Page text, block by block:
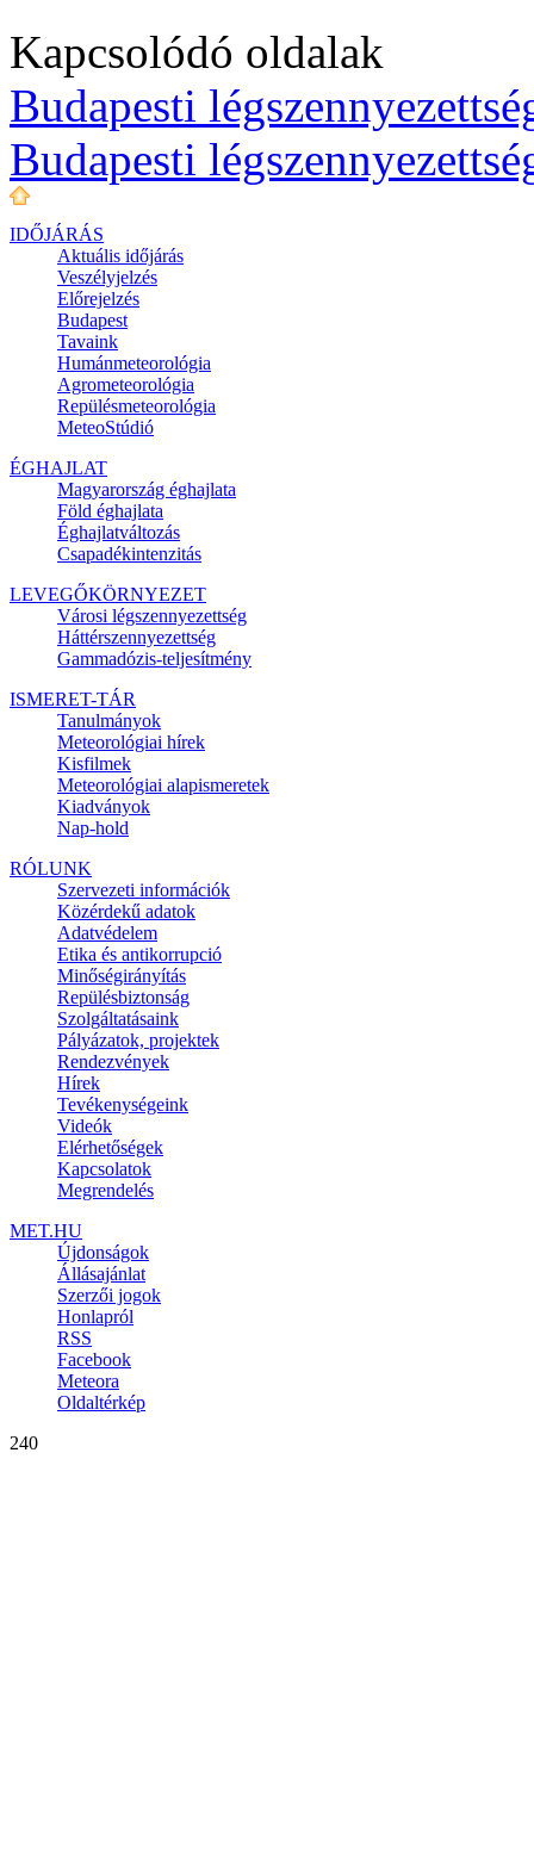
Kapcsolódó oldalak
Budapesti
Budapesti
IDŐJÁRÁS
Aktuális időjárás
Veszélyjelzés
Előrejelzés
Budapest
Tavaink
Humánmeteorológia
Agrometeorológia
Repülésmeteorológia
MeteoStúdió
ÉGHAJLAT
Magyarország éghajlata
Föld éghajlata
Éghajlatváltozás
Csapadékintenzitás
LEVEGŐKÖRNYEZET
Városi légszennyezettség
Háttérszennyezettség
Gammadózis-teljesítmény
ISMERET-TÁR
Tanulmányok
Meteorológiai hírek
Kisfilmek
Meteorológiai alapismeretek
Kiadványok
Nap-hold
RÓLUNK
Szervezeti információk
Közérdekű adatok
Adatvédelem
Etika és antikorrupció
Minőségirányítás
Repülésbiztonság
Szolgáltatásaink
Pályázatok, projektek
Rendezvények
Hírek
Tevékenységeink
Videók
Elérhetőségek
Kapcsolatok
Megrendelés
MET.HU
Újdonságok
Állásajánlat
Szerzői jogok
Honlapról
RSS
Facebook
Meteora
Oldaltérkép
240